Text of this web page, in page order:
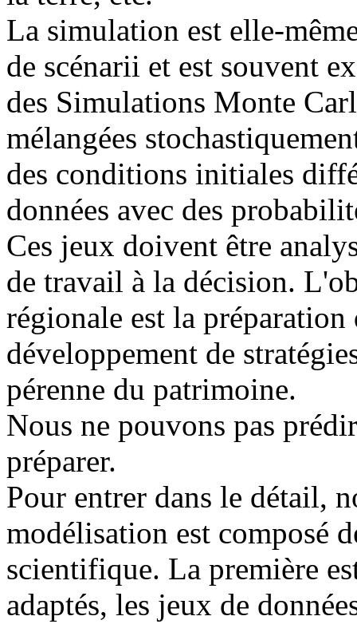
La simulation est elle-
de scénarii et est souvent
des Simulations Monte
mélangées
des conditions initiales
données avec des
Ces jeux doivent être
de travail à la décision.
régionale est la
développement de
pérenne du patrimoine.
Nous ne pouvons pas
préparer.
Pour entrer dans le détail,
modélisation est composé
scientifique. La première
adaptés, les jeux de